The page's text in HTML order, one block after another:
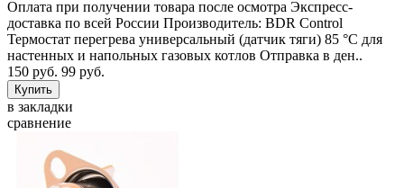
Оплата при получении товара после осмотра Экспресс-
доставка по всей России Производитель: BDR Control
Термостат перегрева универсальный (датчик тяги) 85 °C для
настенных и напольных газовых котлов Отправка в ден..
150 руб. 99 руб.
в закладки
сравнение